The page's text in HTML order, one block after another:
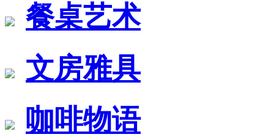
餐桌艺术
文房雅具
咖啡物语